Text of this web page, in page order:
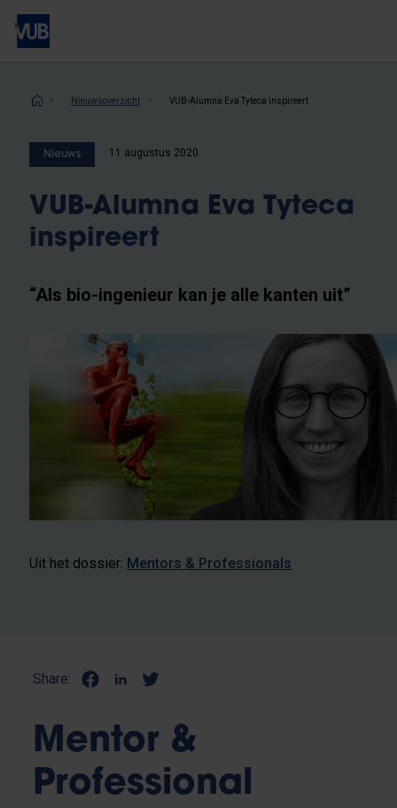
Overslaan
naar
inhoudKruimelpad
Nieuwsoverzicht VUB-Alumna Eva Tyteca inspireert
Nieuws 11 augustus 2020
VUB-Alumna Eva Tyteca
inspireert
“Als bio-ingenieur kan je alle kanten uit”
Uit het dossier: Mentors & Professionals
Share:
Mentor &
Professional